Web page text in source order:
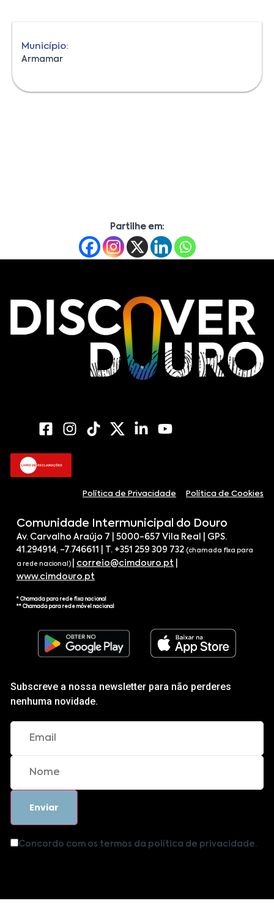
Município:
Armamar
Partilhe em:
Política de Privacidade Política de Cookies
Comunidade Intermunicipal do Douro
Av. Carvalho Araújo 7 | 5000-657 Vila Real | GPS.
41.294914, -7.746611 | T. +351 259 309 732 (chamada fixa para
a rede nacional) correio@cimdouro.pt
www.cimdouro.pt
* Chamada para rede fixa nacional
** Chamada para rede móvel nacional
Subscreve a nossa newsletter para não perderes
nenhuma novidade.
Concordo com os termos da política de privacidade.